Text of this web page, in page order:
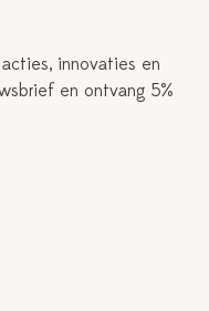
innovaties en
en ontvang 5%